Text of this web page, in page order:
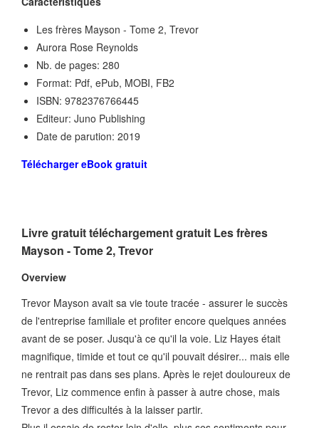
Les frères Mayson - Tome 2, Trevor
Aurora Rose Reynolds
Nb. de pages: 280
Format: Pdf, ePub, MOBI, FB2
ISBN: 9782376766445
Editeur: Juno Publishing
Date de parution: 2019
Télécharger eBook gratuit
Livre gratuit téléchargement gratuit Les frères
Mayson - Tome 2, Trevor
Overview
Trevor Mayson avait sa vie toute tracée - assurer le succès
de l'entreprise familiale et profiter encore quelques années
avant de se poser. Jusqu'à ce qu'il la voie. Liz Hayes était
magnifique, timide et tout ce qu'il pouvait désirer... mais elle
ne rentrait pas dans ses plans. Après le rejet douloureux de
Trevor, Liz commence enfin à passer à autre chose, mais
Trevor a des difficultés à la laisser partir.